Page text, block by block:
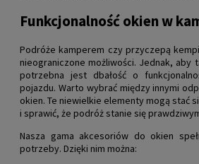
Funkcjonalność okien w
Podróże kamperem czy przyczepą
nieograniczone możliwości. Jednak, aby
potrzebna jest dbałość o
pojazdu. Warto wybrać między innymi
okien. Te niewielkie elementy mogą stać
i sprawić, że podróż stanie się
Nasza gama akcesoriów do okien
potrzeby. Dzięki nim można: